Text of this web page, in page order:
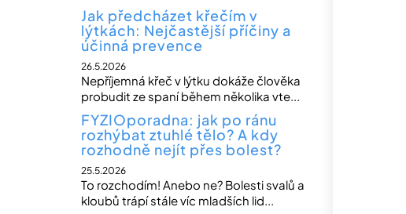
Jak předcházet křečím v
lýtkách: Nejčastější příčiny a
účinná prevence
26.5.2026
Nepříjemná křeč v lýtku dokáže člověka
probudit ze spaní během několika vte...
FYZIOporadna: jak po ránu
rozhýbat ztuhlé tělo? A kdy
rozhodně nejít přes bolest?
25.5.2026
To rozchodím! Anebo ne? Bolesti svalů a
kloubů trápí stále víc mladších lid...